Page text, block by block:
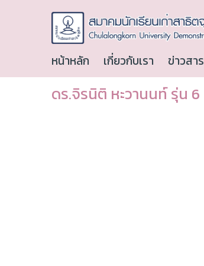
หน้าหลัก เกี่ยวกับเรา ข่าวสาร
ดร.จิรนิติ หะวานนท์ รุ่น 6